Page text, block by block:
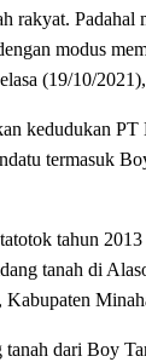
rakyat. Padahal
modus
(19/10/
kedudukan
termasuk
tahun
tanah di
tanah dari Boy